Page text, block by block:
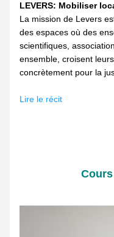
LEVERS: Mobiliser
La mission de Levers
des espaces où des
scientifiques,
ensemble, croisent
concrètement pour la
Lire le récit